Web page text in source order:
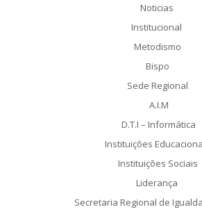
Noticias
Institucional
Metodismo
Bispo
Sede Regional
A.I.M
D.T.I – Informática
Instituições
Instituições Sociais
Liderança
Secretaria Regional de